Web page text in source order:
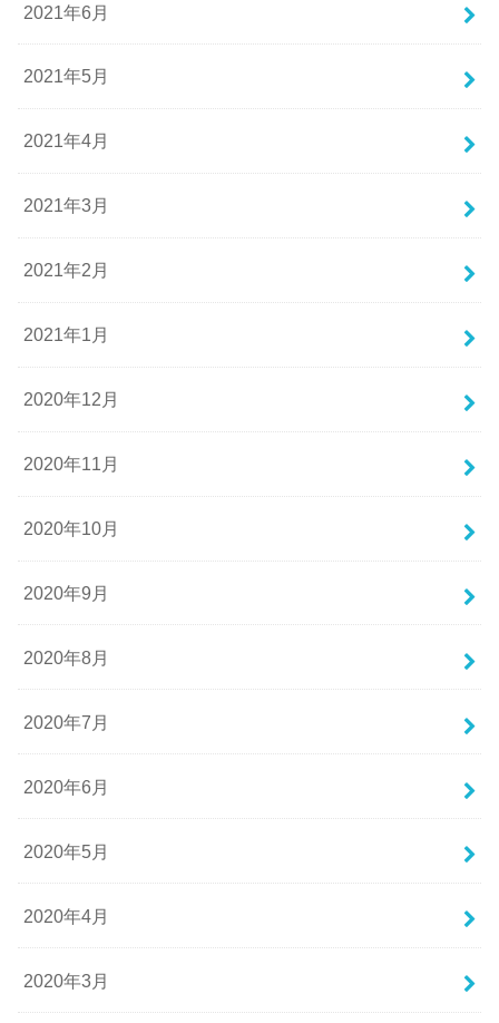
2021年6月
2021年5月
2021年4月
2021年3月
2021年2月
2021年1月
2020年12月
2020年11月
2020年10月
2020年9月
2020年8月
2020年7月
2020年6月
2020年5月
2020年4月
2020年3月